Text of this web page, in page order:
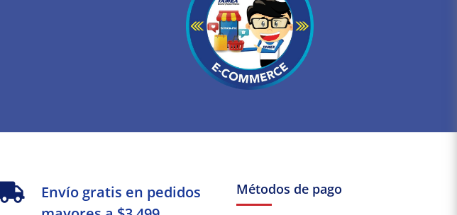
Envío gratis en pedidos
Métodos de pago